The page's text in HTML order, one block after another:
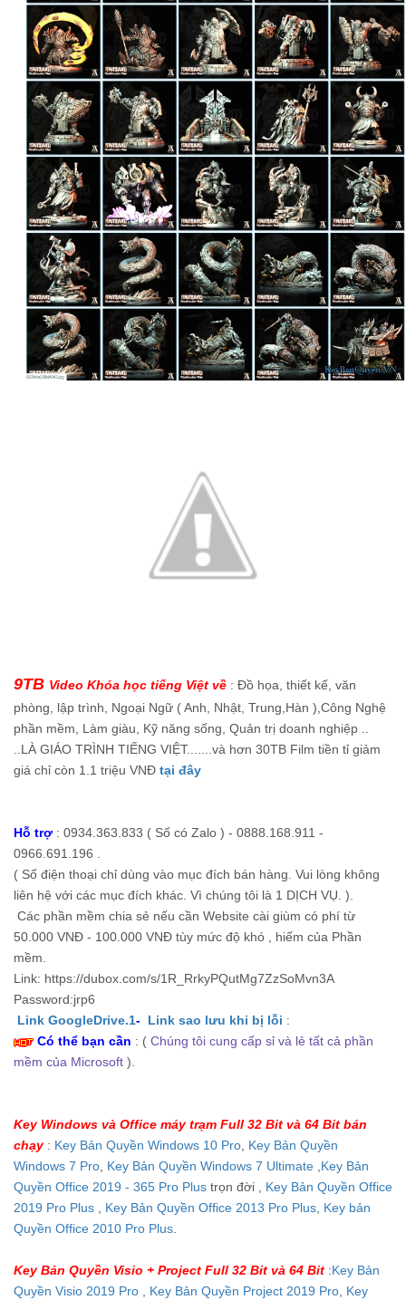
9TB Video Khóa học tiếng Việt về : Đồ họa, thiết kế, văn
phòng, lập trình, Ngoại Ngữ ( Anh, Nhật, Trung,Hàn ),Công Nghệ
phần mềm, Làm giàu, Kỹ năng sống, Quản trị doanh nghiệp ..
..LÀ GIÁO TRÌNH TIẾNG VIỆT.......và hơn 30TB Film tiền tỉ giảm
giá chỉ còn 1.1 triệu VNĐ tại đây
Hỗ trợ : 0934.363.833 ( Số có Zalo ) - 0888.168.911 -
0966.691.196 .
( Số điện thoại chỉ dùng vào mục đích bán hàng. Vui lòng không
liên hệ với các mục đích khác. Vì chúng tôi là 1 DỊCH VỤ. ).
Các phần mềm chia sẻ nếu cần Website cài giùm có phí từ
50.000 VNĐ - 100.000 VNĐ tùy mức độ khó , hiếm của Phần
mềm.
Link: https://dubox.com/s/1R_RrkyPQutMg7ZzSoMvn3A
Password:jrp6
Link GoogleDrive.1- Link sao lưu khi bị lỗi :
Có thể bạn cần : ( Chúng tôi cung cấp sỉ và lẻ tất cả phần
mềm của Microsoft ).
Key Windows và Office máy trạm Full 32 Bit và 64 Bit bán
chạy: Key Bản Quyền Windows 10 Pro, Key Bản Quyền
Windows 7 Pro, Key Bản Quyền Windows 7 Ultimate ,Key Bản
Quyền Office 2019 - 365 Pro Plus trọn đời , Key Bản Quyền Office
2019 Pro Plus , Key Bản Quyền Office 2013 Pro Plus, Key bản
Quyền Office 2010 Pro Plus.
Key Bản Quyền Visio + Project Full 32 Bit và 64 Bit :Key Bản
Quyền Visio 2019 Pro , Key Bản Quyền Project 2019 Pro, Key